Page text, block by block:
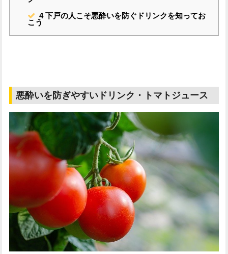
4下戸の人こそ悪酔いを防ぐドリンクを知ってお
こう
悪酔いを防ぎやすいドリンク・トマトジュース